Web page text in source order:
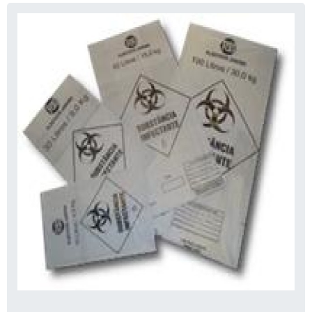
Bioplásticos
Feitos de fontes renováveis,
são uma alternativa viável
aos plásticos tradicionais.
Materiais
compostáveis
Podem ser decompostos
por organismos, reduzindo
o impacto ambiental.
Embalagens
reutilizáveis
Projetadas para serem
usadas mais de uma vez,
diminuindo a necessidade